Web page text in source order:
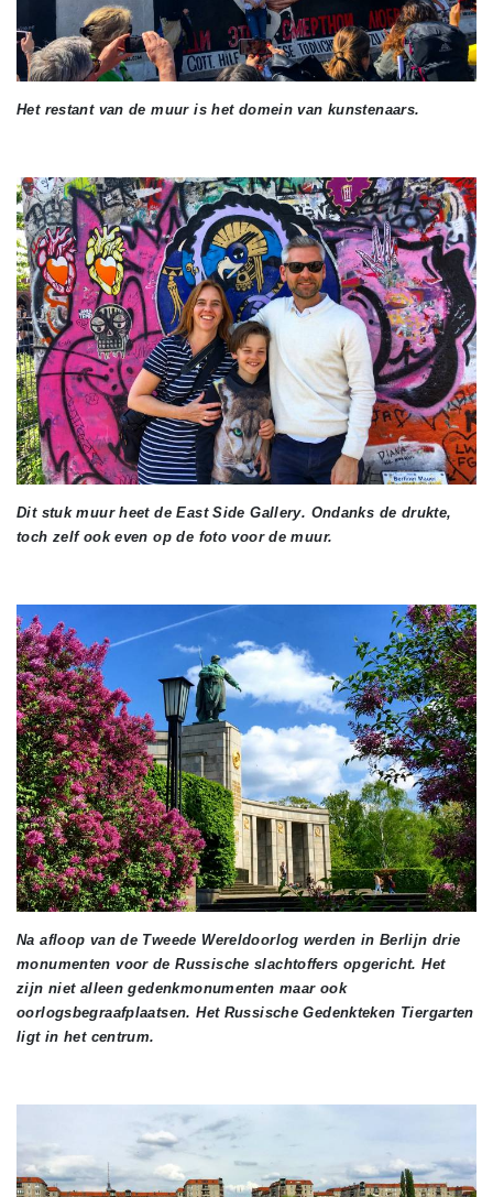
Het restant van de muur is het domein van kunstenaars.
Dit stuk muur heet de East Side Gallery. Ondanks de drukte,
toch zelf ook even op de foto voor de muur.
Na afloop van de Tweede Wereldoorlog werden in Berlijn drie
monumenten voor de Russische slachtoffers opgericht. Het
zijn niet alleen gedenkmonumenten maar ook
oorlogsbegraafplaatsen. Het Russische Gedenkteken Tiergarten
ligt in het centrum.